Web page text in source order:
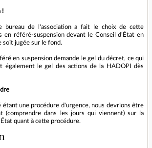
!
bureau de l'association a fait le choix de cette
en référé-suspension devant le Conseil d'État en
soit jugée sur le fond.
en suspension demande le gel du décret, ce qui
également le gel des actions de la HADOPI dès
étant une procédure d'urgence, nous devrions être
(comprendre dans les jours qui viennent) sur la
quant à cette procédure.